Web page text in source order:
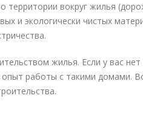
территории вокруг жилья
и экологически чистых
жилья. Если у вас
работы с такими домами.